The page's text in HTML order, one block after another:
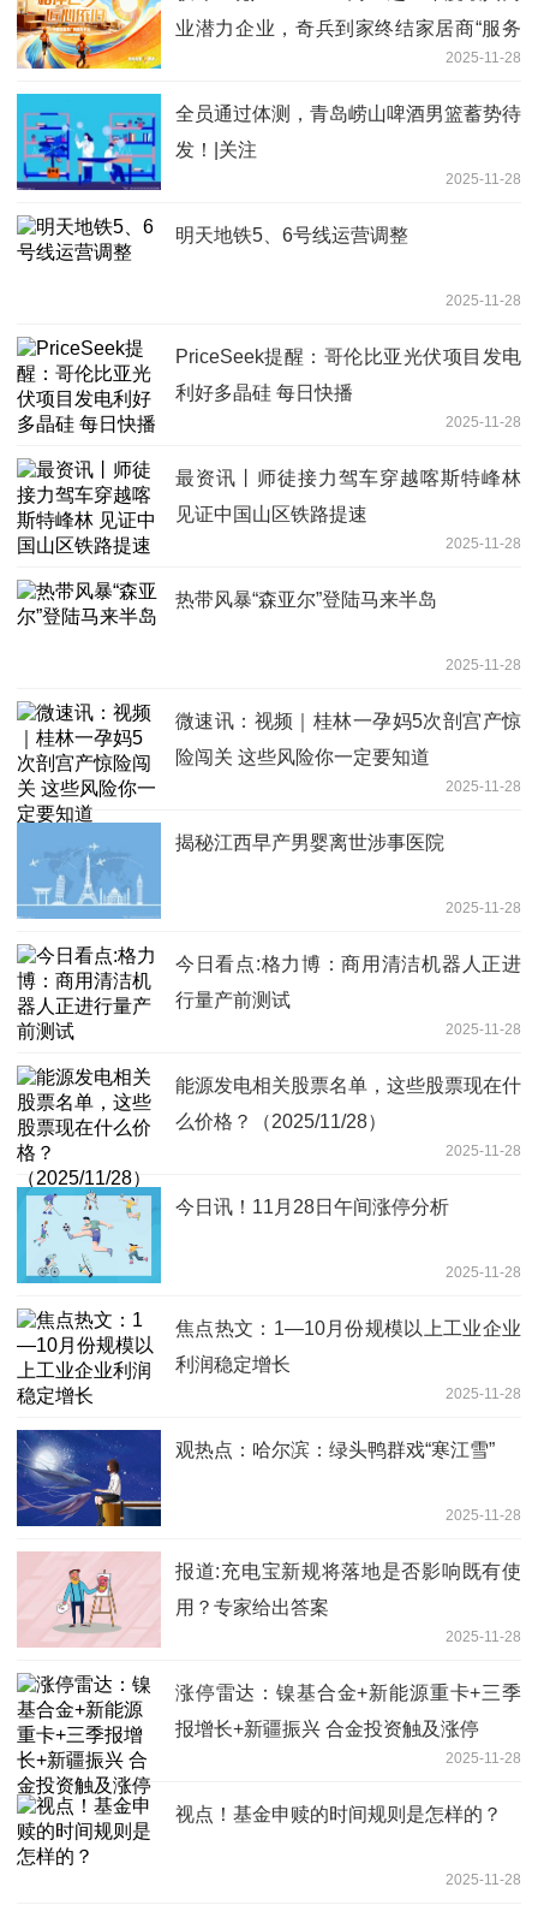
业潜力企业，奇兵到家终结家居商“服务
2025-11-28
全员通过体测，青岛崂山啤酒男篮蓄势待
发！|关注
2025-11-28
明天地铁5、6号线运营调整
2025-11-28
PriceSeek提醒：哥伦比亚光伏项目发电
利好多晶硅 每日快播
2025-11-28
最资讯丨师徒接力驾车穿越喀斯特峰林
见证中国山区铁路提速
2025-11-28
热带风暴“森亚尔”登陆马来半岛
2025-11-28
微速讯：视频｜桂林一孕妈5次剖宫产惊
险闯关 这些风险你一定要知道
2025-11-28
揭秘江西早产男婴离世涉事医院
2025-11-28
今日看点:格力博：商用清洁机器人正进
行量产前测试
2025-11-28
能源发电相关股票名单，这些股票现在什
么价格？（2025/11/28）
2025-11-28
今日讯！11月28日午间涨停分析
2025-11-28
焦点热文：1—10月份规模以上工业企业
利润稳定增长
2025-11-28
观热点：哈尔滨：绿头鸭群戏“寒江雪”
2025-11-28
报道:充电宝新规将落地是否影响既有使
用？专家给出答案
2025-11-28
涨停雷达：镍基合金+新能源重卡+三季
报增长+新疆振兴 合金投资触及涨停
2025-11-28
视点！基金申赎的时间规则是怎样的？
2025-11-28